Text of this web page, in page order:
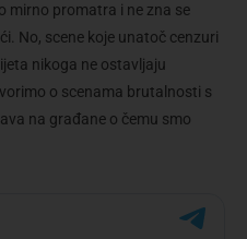
mirno promatra i ne zna se
No, scene koje unatoč cenzuri
nikoga ne ostavljaju
o scenama brutalnosti s
na građane o čemu smo